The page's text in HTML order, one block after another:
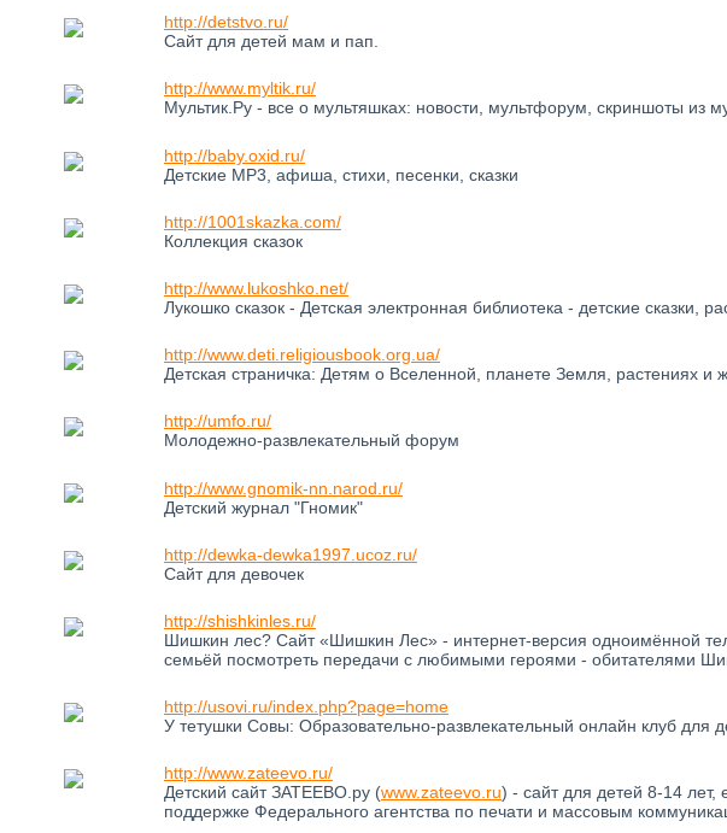
http://detstvo.ru/
Сайт для детей мам и пап.
http://www.myltik.ru/
Мультик.Ру - все о мультяшках: новости, мультфорум, скриншоты из
http://baby.oxid.ru/
Детские MP3, афиша, стихи, песенки, сказки
http://1001skazka.com/
Коллекция сказок
http://www.lukoshko.net/
Лукошко сказок - Детская электронная библиотека - детские сказки,
http://www.deti.religiousbook.org.ua/
Детская страничка: Детям о Вселенной, планете Земля, растениях и
http://umfo.ru/
Молодежно-развлекательный форум
http://www.gnomik-nn.narod.ru/
Детский журнал "Гномик"
http://dewka-dewka1997.ucoz.ru/
Сайт для девочек
http://shishkinles.ru/
Шишкин лес? Сайт «Шишкин Лес» - интернет-версия одноимённой
семьёй посмотреть передачи с любимыми героями - обитателями
http://usovi.ru/index.php?page=home
У тетушки Совы: Образовательно-развлекательный онлайн клуб для
http://www.zateevo.ru/
Детский сайт ЗАТЕЕВО.ру (www.zateevo.ru) - сайт для детей 8-14 лет,
поддержке Федерального агентства по печати и массовым